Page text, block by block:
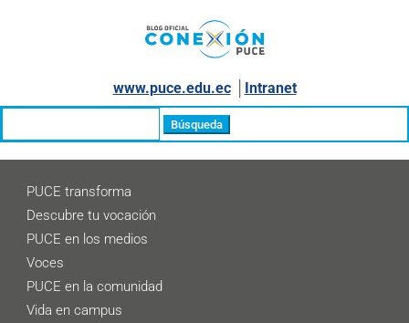
www.puce.edu.ec│ Intranet
PUCE transforma
Descubre tu vocación
PUCE en los medios
Voces
PUCE en la comunidad
Vida en campus